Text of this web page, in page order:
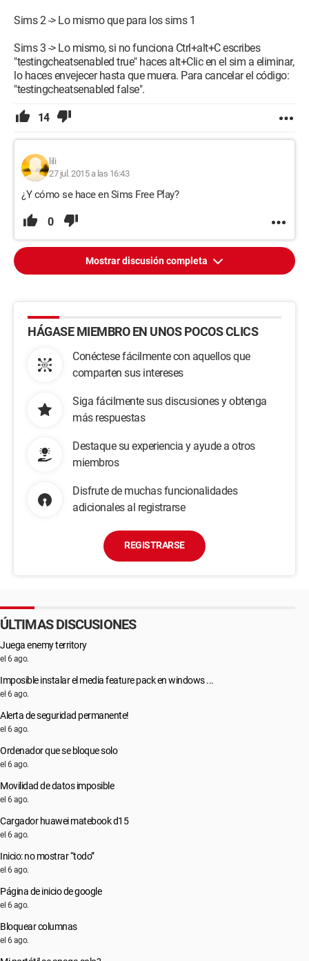
Sims 2 -> Lo mismo que para los sims 1
Sims 3 -> Lo mismo, si no funciona Ctrl+alt+C escribes
"testingcheatsenabled true" haces alt+Clic en el sim a eliminar,
lo haces envejecer hasta que muera. Para cancelar el código:
"testingcheatsenabled false".
14
lili
27 jul. 2015 a las 16:43
¿Y cómo se hace en Sims Free Play?
0
Mostrar discusión completa
HÁGASE MIEMBRO EN UNOS POCOS CLICS
Conéctese fácilmente con aquellos que
comparten sus intereses
Siga fácilmente sus discusiones y obtenga
más respuestas
Destaque su experiencia y ayude a otros
miembros
Disfrute de muchas funcionalidades
adicionales al registrarse
REGISTRARSE
ÚLTIMAS DISCUSIONES
Juega enemy territory
el 6 ago.
Imposible instalar el media feature pack en windows ...
el 6 ago.
Alerta de seguridad permanente!
el 6 ago.
Ordenador que se bloque solo
el 6 ago.
Movilidad de datos imposible
el 6 ago.
Cargador huawei matebook d15
el 6 ago.
Inicio: no mostrar “todo”
el 6 ago.
Página de inicio de google
el 6 ago.
Bloquear columnas
el 6 ago.